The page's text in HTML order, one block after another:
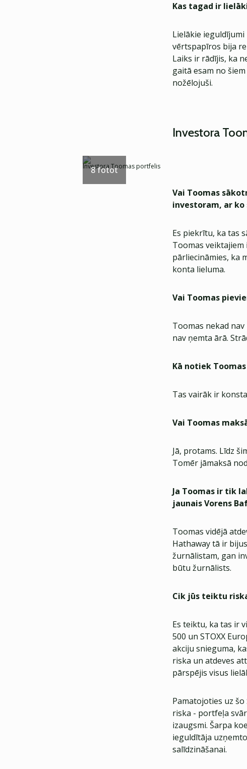
Kas tagad ir
Lielākie
vērtspapīros bija
Laiks ir rādījis, ka
gaitā esam no
nožēlojuši.
Investora
8 fotot
Investora Toomas portfelis
Vai Toomas
investoram, ar ko
Es piekrītu, ka tas
Toomas
pārliecināmies, ka
konta lieluma.
Vai Toomas
Toomas nekad
nav ņemta ārā.
Kā notiek
Tas vairāk ir
Vai Toomas
Jā, protams. Līdz
Tomēr jāmaksā
Ja Toomas ir tik
jaunais Vorens
Toomas vidējā
Hathaway tā ir
žurnālistam, gan
būtu žurnālists.
Cik jūs teiktu
Es teiktu, ka tas ir
500 un STOXX
akciju snieguma,
riska un atdeves
pārspējis visus
Pamatojoties uz
riska - portfeļa
izaugsmi. Šarpa
ieguldītāja
salīdzināšanai.